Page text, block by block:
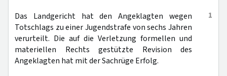
1
Das Landgericht hat den Angeklagten wegen
Totschlags zu einer Jugendstrafe von sechs Jahren
verurteilt. Die auf die Verletzung formellen und
materiellen Rechts gestützte Revision des
Angeklagten hat mit der Sachrüge Erfolg.